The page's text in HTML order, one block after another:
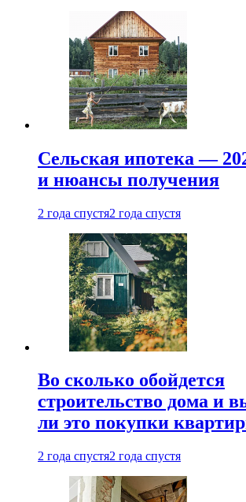
Сельская ипотека —
и нюансы получения
2 года спустя2 года спустя
Во сколько обойдется
строительство дома и
ли это покупки
2 года спустя2 года спустя